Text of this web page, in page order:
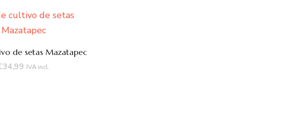
de setas Mazatapec
34,99 IVA incl.